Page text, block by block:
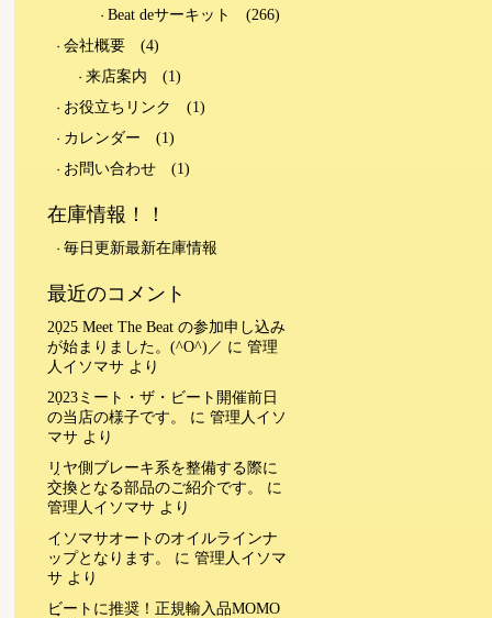
Beat deサーキット
(266)
会社概要
(4)
来店案内
(1)
お役立ちリンク
(1)
カレンダー
(1)
お問い合わせ
(1)
在庫情報！！
毎日更新最新在庫情報
最近のコメント
2025 Meet The Beat の参加申し込み
が始まりました。(^O^)／ に 管理
人イソマサ より
2023ミート・ザ・ビート開催前日
の当店の様子です。
に 管理人イソ
マサ より
リヤ側ブレーキ系を整備する際に
交換となる部品のご紹介です。
に
管理人イソマサ より
イソマサオートのオイルラインナ
ップとなります。
に 管理人イソマ
サ より
ビートに推奨！正規輸入品MOMO